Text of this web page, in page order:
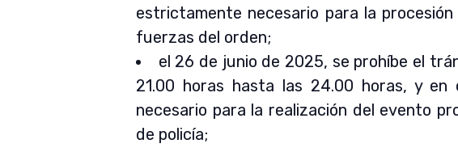
estrictamente necesario para la
fuerzas del orden;
el 26 de junio de 2025, se prohíbe el
21.00 horas hasta las 24.00 horas, y
necesario para la realización del evento
de policía;